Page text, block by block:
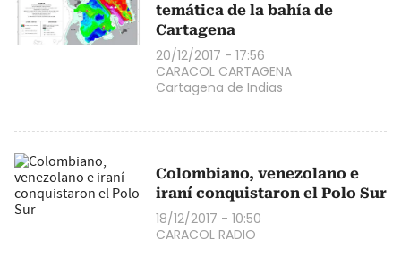
temática de la bahía de
Cartagena
20/12/2017 - 17:56
CARACOL CARTAGENA
Cartagena de Indias
Colombiano, venezolano e
iraní conquistaron el Polo Sur
18/12/2017 - 10:50
CARACOL RADIO